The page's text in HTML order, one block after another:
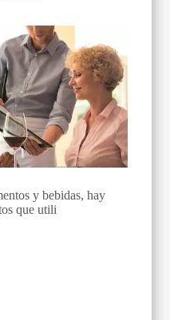
y bebidas, hay
que utili